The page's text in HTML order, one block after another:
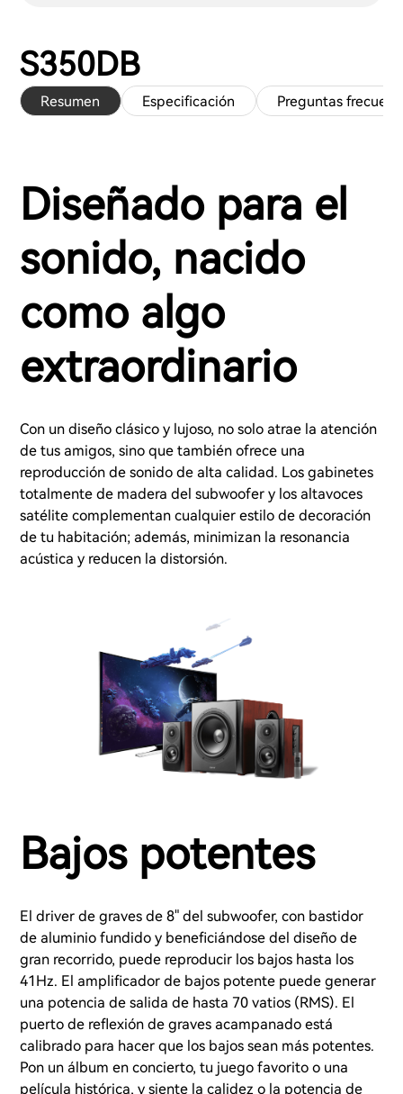
S350DB
Resumen Especificación Preguntas
Diseñado para el
sonido, nacido
como algo
extraordinario
Con un diseño clásico y lujoso, no solo atrae la atención
de tus amigos, sino que también ofrece una
reproducción de sonido de alta calidad. Los gabinetes
totalmente de madera del subwoofer y los altavoces
satélite complementan cualquier estilo de decoración
de tu habitación; además, minimizan la resonancia
acústica y reducen la distorsión.
Bajos potentes
El driver de graves de 8" del subwoofer, con bastidor
de aluminio fundido y beneficiándose del diseño de
gran recorrido, puede reproducir los bajos hasta los
41Hz. El amplificador de bajos potente puede generar
una potencia de salida de hasta 70 vatios (RMS). El
puerto de reflexión de graves acampanado está
calibrado para hacer que los bajos sean más potentes.
Pon un álbum en concierto, tu juego favorito o una
película histórica, y siente la calidez o la potencia de